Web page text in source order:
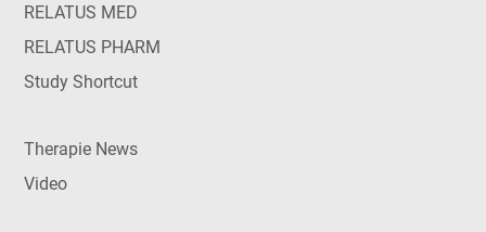
RELATUS MED
RELATUS PHARM
Study Shortcut
Therapie News
Video